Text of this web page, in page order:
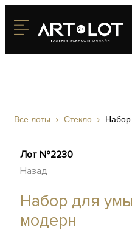
Все лоты Стекло
Лот №2230
Назад
Набор для
модерн